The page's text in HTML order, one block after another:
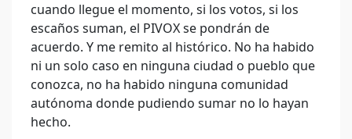
cuando llegue el momento, si los votos, si los
escaños suman, el PIVOX se pondrán de
acuerdo. Y me remito al histórico. No ha habido
ni un solo caso en ninguna ciudad o pueblo que
conozca, no ha habido ninguna comunidad
autónoma donde pudiendo sumar no lo hayan
hecho.